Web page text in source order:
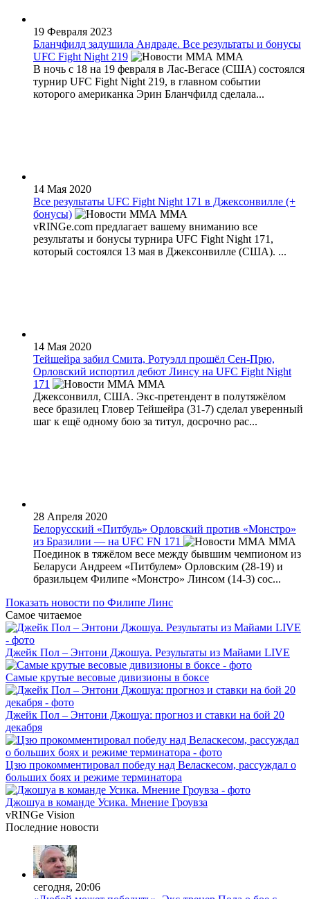
19 Февраля 2023
Бланчфилд задушила Андраде. Все результаты и бонусы
UFC Fight Night 219
MMA
В ночь с 18 на 19 февраля в Лас-Вегасе (США) состоялся
турнир UFC Fight Night 219, в главном событии
которого американка Эрин Бланчфилд сделала...
14 Мая 2020
Все результаты UFC Fight Night 171 в Джексонвилле (+
бонусы)
MMA
vRINGe.com предлагает вашему вниманию все
результаты и бонусы турнира UFC Fight Night 171,
который состоялся 13 мая в Джексонвилле (США). ...
14 Мая 2020
Тейшейра забил Смита, Ротуэлл прошёл Сен-Прю,
Орловский испортил дебют Линсу на UFC Fight Night
171
MMA
Джексонвилл, США. Экс-претендент в полутяжёлом
весе бразилец Гловер Тейшейра (31-7) сделал уверенный
шаг к ещё одному бою за титул, досрочно рас...
28 Апреля 2020
Белорусский «Питбуль» Орловский против «Монстро»
из Бразилии — на UFC FN 171
MMA
Поединок в тяжёлом весе между бывшим чемпионом из
Беларуси Андреем «Питбулем» Орловским (28-19) и
бразильцем Филипе «Монстро» Линсом (14-3) сос...
Показать новости по Филипе Линс
Самое читаемое
Джейк Пол – Энтони Джошуа. Результаты из Майами LIVE
Самые крутые весовые дивизионы в боксе
Джейк Пол – Энтони Джошуа: прогноз и ставки на бой 20
декабря
Цзю прокомментировал победу над Веласкесом, рассуждал о
больших боях и режиме терминатора
Джошуа в команде Усика. Мнение Гроувза
vRINGe Vision
Последние новости
сегодня, 20:06